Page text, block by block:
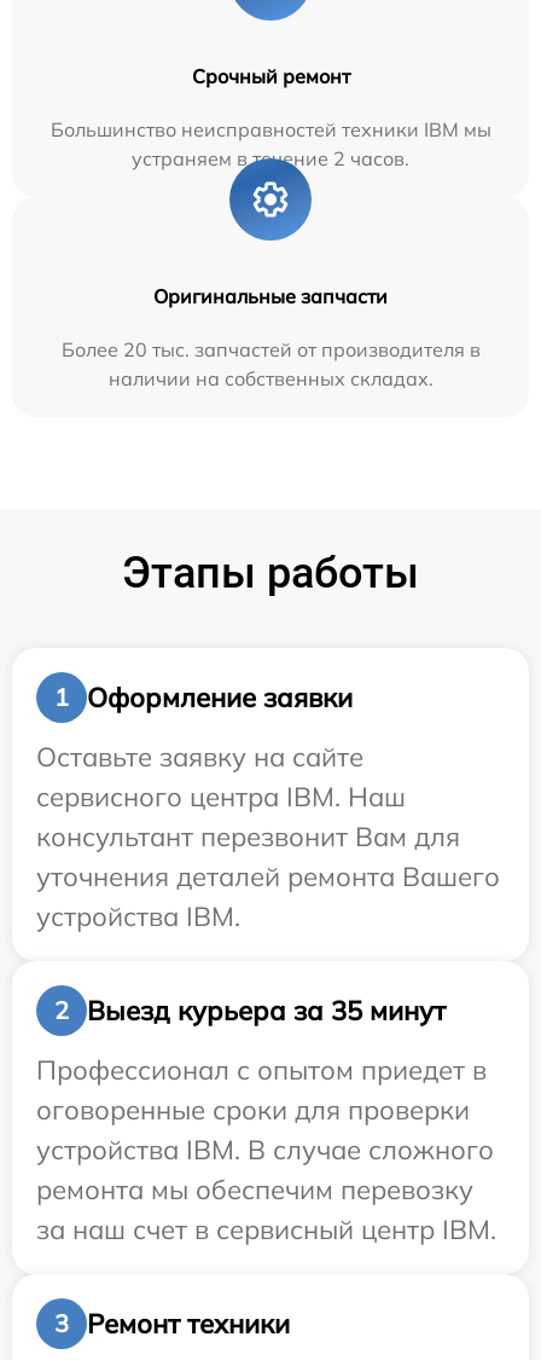
Срочный ремонт
Большинство неисправностей техники IBM мы
устраняем в течение 2 часов.
Оригинальные запчасти
Более 20 тыс. запчастей от производителя в
наличии на собственных складах.
Этапы работы
1
Оформление заявки
Оставьте заявку на сайте
сервисного центра IBM. Наш
консультант перезвонит Вам для
уточнения деталей ремонта Вашего
устройства IBM.
2
Выезд курьера за 35 минут
Профессионал с опытом приедет в
оговоренные сроки для проверки
устройства IBM. В случае сложного
ремонта мы обеспечим перевозку
за наш счет в сервисный центр IBM.
3
Ремонт техники